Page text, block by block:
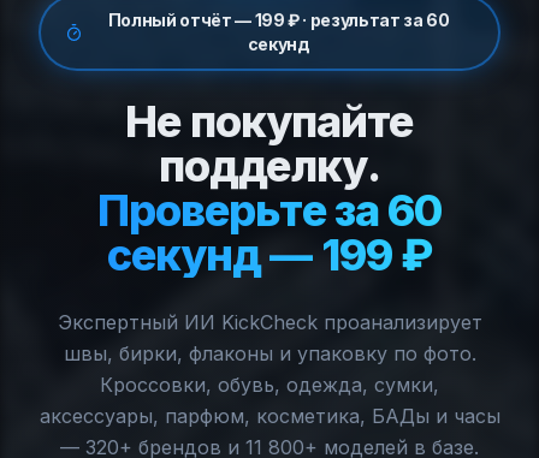
Полный отчёт — 199 ₽ · результат за 60
секунд
Не покупайте
подделку.
Проверьте за 60
секунд — 199 ₽
Экспертный ИИ KickCheck проанализирует
швы, бирки, флаконы и упаковку по фото.
Кроссовки, обувь, одежда, сумки,
аксессуары, парфюм, косметика, БАДы и часы
— 320+ брендов и 11 800+ моделей в базе.